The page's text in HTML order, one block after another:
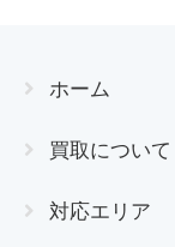
ホーム
買取について
対応エリア